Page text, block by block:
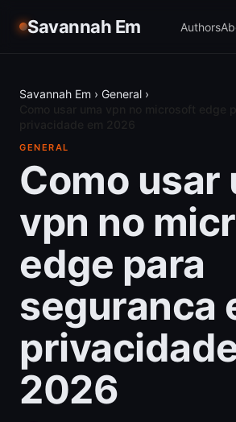
Savannah Em Authors
Savannah Em › General ›
GENERAL
Como usar
vpn no
edge para
seguranca
2026